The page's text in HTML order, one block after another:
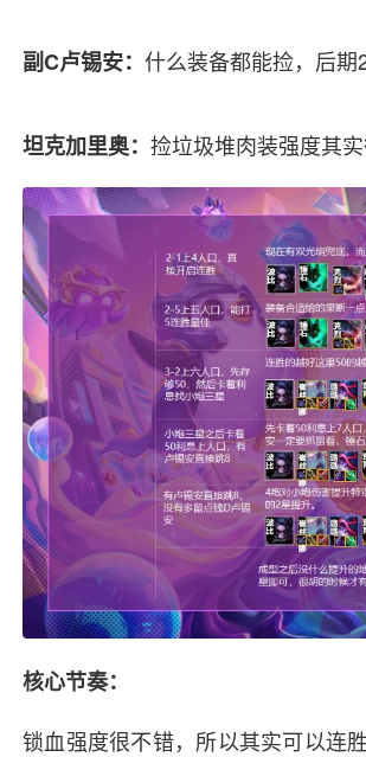
副C卢锡安： 什么装备都能捡，后期
坦克加里奥： 捡垃圾堆肉装强度其实
核心节奏：
锁血强度很不错，所以其实可以连